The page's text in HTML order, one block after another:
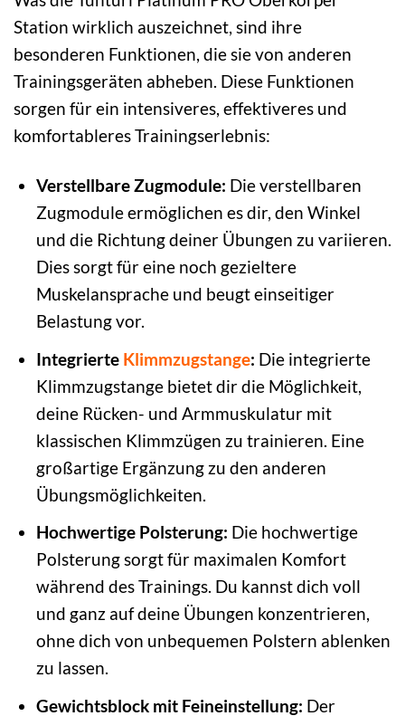
Station wirklich auszeichnet, sind ihre
besonderen Funktionen, die sie von anderen
Trainingsgeräten abheben. Diese Funktionen
sorgen für ein intensiveres, effektiveres und
komfortableres Trainingserlebnis:
Verstellbare Zugmodule: Die verstellbaren
Zugmodule ermöglichen es dir, den Winkel
und die Richtung deiner Übungen zu variieren.
Dies sorgt für eine noch gezieltere
Muskelansprache und beugt einseitiger
Belastung vor.
Integrierte Klimmzugstange: Die integrierte
Klimmzugstange bietet dir die Möglichkeit,
deine Rücken- und Armmuskulatur mit
klassischen Klimmzügen zu trainieren. Eine
großartige Ergänzung zu den anderen
Übungsmöglichkeiten.
Hochwertige Polsterung: Die hochwertige
Polsterung sorgt für maximalen Komfort
während des Trainings. Du kannst dich voll
und ganz auf deine Übungen konzentrieren,
ohne dich von unbequemen Polstern ablenken
zu lassen.
Gewichtsblock mit Feineinstellung: Der